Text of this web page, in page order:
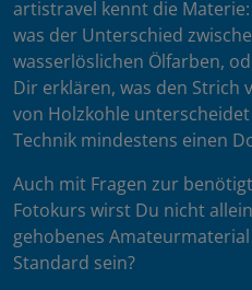
artistravel kennt die
was der Unterschied
wasserlöslichen Ölfarben,
Dir erklären, was den Strich
von Holzkohle
Technik mindestens einen
Auch mit Fragen zur
Fotokurs wirst Du nicht
gehobenes
Standard sein?